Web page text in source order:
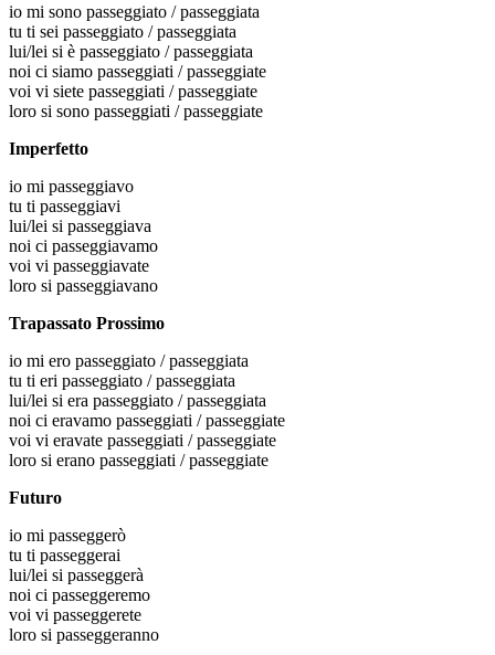
io mi sono passeggiato / passeggiata
tu ti sei passeggiato / passeggiata
lui/lei si è passeggiato / passeggiata
noi ci siamo passeggiati / passeggiate
voi vi siete passeggiati / passeggiate
loro si sono passeggiati / passeggiate
Imperfetto
io mi passeggiavo
tu ti passeggiavi
lui/lei si passeggiava
noi ci passeggiavamo
voi vi passeggiavate
loro si passeggiavano
Trapassato Prossimo
io mi ero passeggiato / passeggiata
tu ti eri passeggiato / passeggiata
lui/lei si era passeggiato / passeggiata
noi ci eravamo passeggiati / passeggiate
voi vi eravate passeggiati / passeggiate
loro si erano passeggiati / passeggiate
Futuro
io mi passeggerò
tu ti passeggerai
lui/lei si passeggerà
noi ci passeggeremo
voi vi passeggerete
loro si passeggeranno